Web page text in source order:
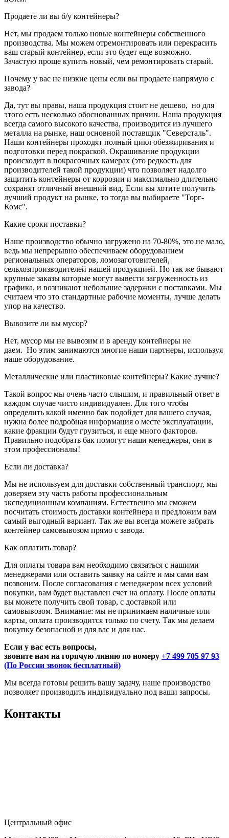
Продаете ли вы б/у контейнеры?
Нет, мы продаем только новые контейнеры собственного
производства. Мы можем отремонтировать или перекрасить
ваш старый контейнер, если это будет еще возможно.
Зачастую проще купить новый, чем ремонтировать старый.
Почему у вас не низкие цены если вы продаете напрямую с
завода?
Да, тут вы правы, наша продукция стоит не дешево, но для
этого есть несколько обоснованных причин. Наша продукция
всегда самого высокого качества, производится из лучшего
металла на рынке, наш основной поставщик "Северсталь".
Наши контейнеры проходят полный цикл обезжиривания и
подготовки перед покраской. Окрашивание продукции
происходит в покрасочных камерах (это редкость для
производителей такой продукции) что позволяет надолго
защитить контейнеры от коррозии и максимально длительно
сохранят отличный внешний вид. Если вы хотите получить
лучший продукт на рынке, то тогда вы выбираете "Торг-
Комс".
Какие сроки поставки?
Наше производство обычно загружено на 70-80%, это не мало,
ведь мы непрерывно обеспечиваем оборудованием
региональных операторов, ломозаготовителей,
сельхозпроизводителей нашей продукцией. Но так же бывают
крупные заказы которые могут вывести загруженность из
графика, и возникают небольшие задержки с поставками. Мы
считаем что это стандартные рабочие моменты, лучше делать
упор на качество.
Вывозите ли вы мусор?
Нет, мусор мы не вывозим и в аренду контейнеры не
даем. Но этим занимаются многие наши партнеры, используя
наше оборудование.
Металлические или пластиковые контейнеры? Какие лучше?
Такой вопрос мы очень часто слышим, и правильный ответ в
каждом случае чисто индивидуален. Для того чтобы
определить какой именно бак подойдет для вашего случая,
нужна более подробная информация о месте эксплуатации,
какие фракции будут грузиться, и еще много факторов.
Правильно подобрать бак помогут наши менеджеры, они в
этом профессионалы!
Если ли доставка?
Мы не используем для доставки собственный транспорт, мы
доверяем эту часть работы профессиональным
экспедиционным компаниям. Естественно мы сможем
посчитать стоимость доставки контейнера и предложим вам
самый выгодный вариант. Так же вы всегда можете забрать
контейнер самовывозом прямо с завода.
Как оплатить товар?
Для оплаты товара вам необходимо связаться с нашими
менеджерами или оставить заявку на сайте и мы сами вам
позвоним. После согласования с менеджером всех условий
покупки, вам будет выставлен счет на оплату. После оплаты
вы можете получить свой товар, с доставкой или
самовывозом. Внимание: мы не принимаем наличные или
карты, оплата производится только по счету. Так мы делаем
покупку безопасной и для вас и для нас.
Если у вас есть вопросы,
звоните нам на горячую линию по номеру +7 499 705 97 93
(По России звонок бесплатный)
Мы всегда готовы решить вашу задачу, наше производство
позволяет производить индивидуально под ваши запросы.
Контакты
Центральный офис